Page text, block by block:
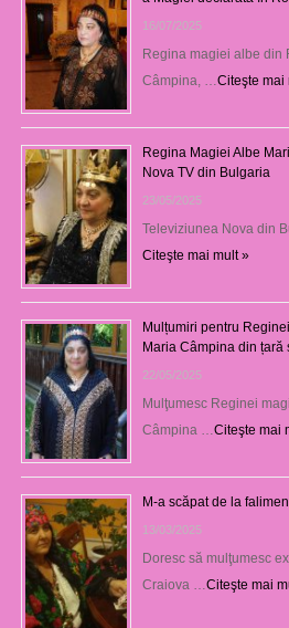
16/07/2025
Regina magiei albe din
Câmpina, … Citeşte mai
Regina Magiei Albe
Nova TV din Bulgaria
23/05/2025
Televiziunea Nova din
Citeşte mai mult »
Mulțumiri pentru
Maria Câmpina din țară
22/05/2025
Mulţumesc Reginei
Câmpina … Citeşte mai
M-a scăpat de la
13/03/2025
Doresc să mulţumesc
Craiova … Citeşte mai